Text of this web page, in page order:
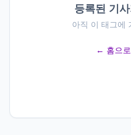
등록된 기
아직 이 태그에
← 홈으